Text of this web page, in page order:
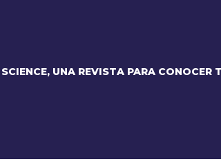
UNA REVISTA PARA CONOCER